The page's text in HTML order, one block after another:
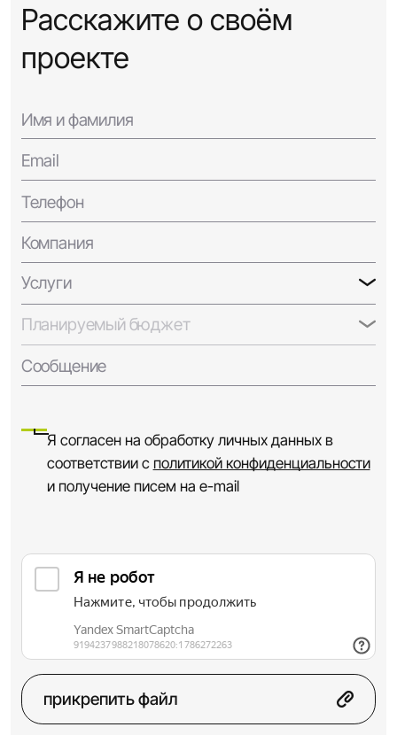
Расскажите о своём
проекте
Имя и фамилия
Email
Телефон
Компания
Услуги
Планируемый бюджет
Сообщение
Я согласен на обработку личных данных в
соответствии с политикой конфиденциальности
и получение писем на e-mail
прикрепить файл